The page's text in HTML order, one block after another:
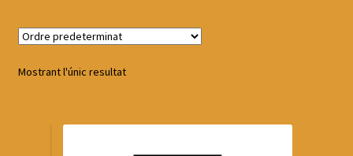
Mostrant l'únic resultat